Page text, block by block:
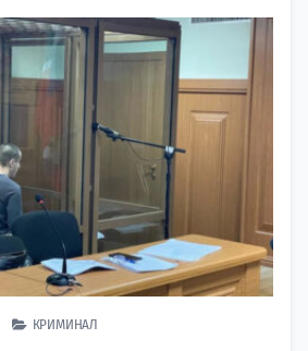
КРИМИНАЛ